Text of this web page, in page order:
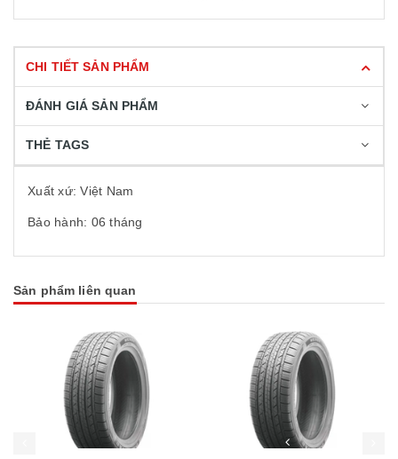
CHI TIẾT SẢN PHẨM
ĐÁNH GIÁ SẢN PHẨM
THẺ TAGS
Xuất xứ: Việt Nam
Bảo hành: 06 tháng
Sản phẩm liên quan